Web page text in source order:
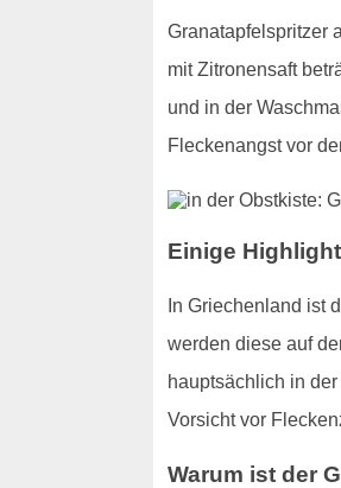
Granatapfelspritzer
mit Zitronensaft
und in der
Fleckenangst vor
Einige
In Griechenland ist
werden diese auf
hauptsächlich in
Vorsicht vor
Warum ist der